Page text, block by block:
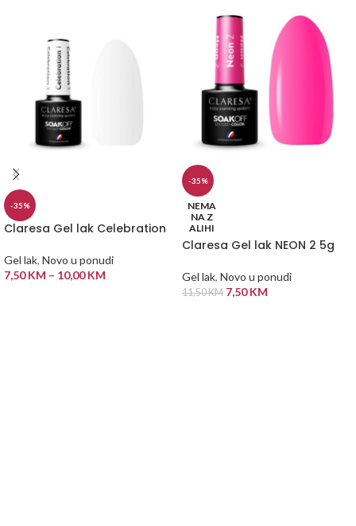
-35%
Claresa Gel lak Celebration
Gel lak, Novo u ponudi
7,50KM – 10,00KM
-35%
NEMA
NA Z
ALIHI
Claresa Gel lak NEON 2 5g
Gel lak, Novo u ponudi
11,50KM 7,50KM